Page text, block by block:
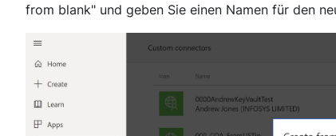
from blank" und geben Sie einen Namen für den